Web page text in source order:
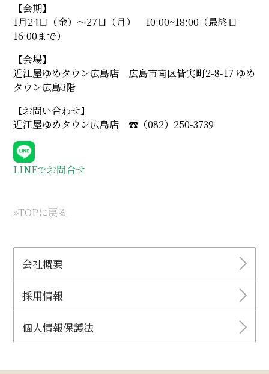
【会期】
1月24日（金）〜27日（月） 10:00~18:00（最終日
16:00まで）
【会場】
近江屋ゆめタウン広島店 広島市南区皆実町2-8-17 ゆめ
タウン広島3階
【お問い合わせ】
近江屋ゆめタウン広島店 ☎︎（082）250-3739
LINEでお問合せ
»TOPに戻る
会社概要
採用情報
個人情報保護法